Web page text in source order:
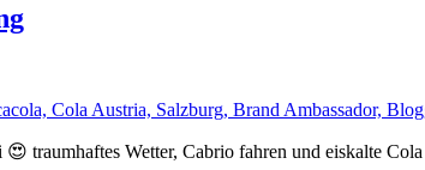
traumhaftes Wetter, Cabrio fahren und eiskalte